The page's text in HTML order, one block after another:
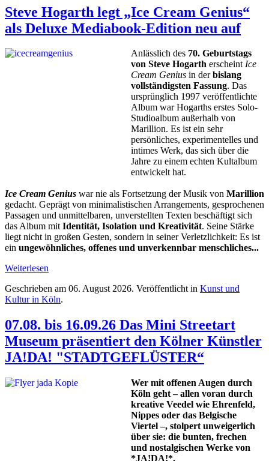
Steve Hogarth legt „Ice Cream Genius“
als Deluxe Mediabook-Edition neu auf
Anlässlich des 70. Geburtstags
von Steve Hogarth erscheintIce
Cream Genius in derbislang
vollständigsten Fassung. Das
ursprünglich 1997 veröffentlichte
Album war Hogarths erstes Solo-
Studioalbum außerhalb von
Marillion. Es ist ein sehr
persönliches, experimentelles und
intimes Werk, das sich über die
Jahre zu einem echten Kultalbum
entwickelt hat.
Ice Cream Genius war nie als Fortsetzung der Musik von Marillion
gedacht. Geprägt von minimalistischen Arrangements, gesprochenen
Passagen und unmittelbaren, unverstellten Texten beschäftigt sich
das Album mitIdentität, Isolation und Kreativität. Seine Stärke
liegt nicht in großen Gesten, sondern in seiner Verletzlichkeit: Es ist
ein ungewöhnliches, offenes und unverkennbar menschliches...
Weiterlesen
Geschrieben am 06. August 2026. Veröffentlicht in Kunst und
Kultur in Köln.
07.08. bis 16.09.26 Das Mini Streetart
Museum präsentiert den Kölner Künstler
JA!DA! "STADTGEFLÜSTER“
Wer mit offenen Augen durch
Köln geht – allen voran durch
kreative Veedel wie Ehrenfeld,
Nippes oder das Belgische
Viertel –, stolpert unweigerlich
über sie: die bunten, frechen
und nostalgischen Werke von
*JA!DA!*.